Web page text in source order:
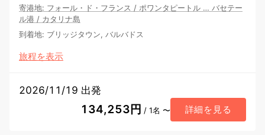
寄港地: フォール・ド・フランス / ポワンタピートル … バセテー
ル港 / カタリナ島
到着地: ブリッジタウン, バルバドス
旅程を表示
2026/11/19 出発
134,253円 / 1名 〜 詳細を見る